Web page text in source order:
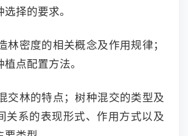
择的要求。
林密度的相关概念及作用规律；
点配置方法。
交林的特点；树种混交的类型及
关系的表现形式、作用方式以及